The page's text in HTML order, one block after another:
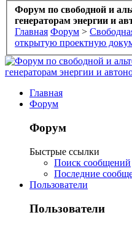
Форум по свободной и
генераторам энергии и
Главная Форум >
открытую проектную
Главная
Форум
Форум
Быстрые ссылки
Поиск сообщений
Последние
Пользователи
Пользователи